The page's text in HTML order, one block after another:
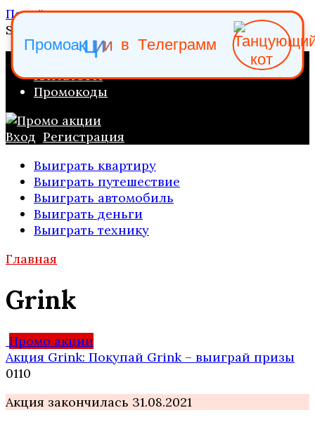
Перейти к содержанию
Search for:
ПРОМО АКЦИИ
КАТАЛОГИ
Промокоды
Вход Регистрация
Выиграть квартиру
Выиграть путешествие
Выиграть автомобиль
Выиграть деньги
Выиграть технику
Главная
Grink
Промо акции
Акция Grink: Покупай Grink – выиграй призы
0110
Акция закончилась 31.08.2021
Промоакции в Телеграмм